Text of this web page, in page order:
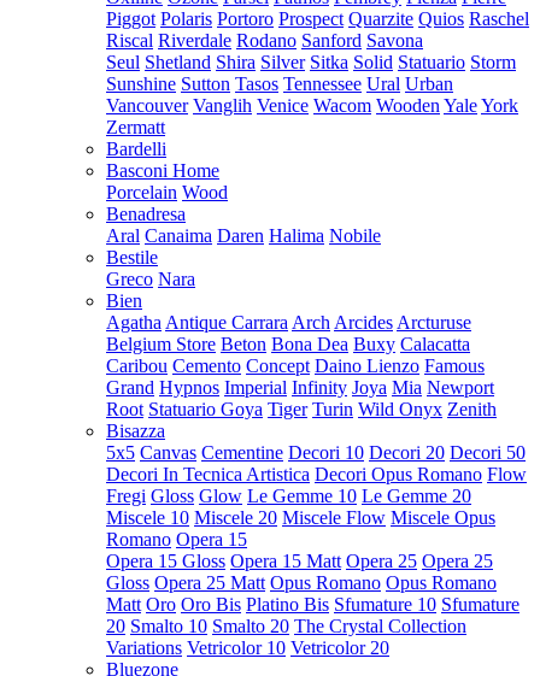
Piggot Polaris Portoro Prospect Quarzite Quios Raschel
Riscal Riverdale Rodano Sanford Savona
Seul Shetland Shira Silver Sitka Solid Statuario Storm
Sunshine Sutton Tasos Tennessee Ural Urban
Vancouver Vanglih Venice Wacom Wooden YaleYork
Zermatt
Bardelli
Basconi Home
Porcelain Wood
Benadresa
Aral Canaima Daren Halima Nobile
Bestile
Greco Nara
Bien
Agatha Antique Carrara Arch Arcides Arcturuse
Belgium Store Beton Bona Dea Buxy Calacatta
Caribou Cemento Concept Daino Lienzo Famous
Grand Hypnos Imperial Infinity Joya Mia Newport
Root Statuario Goya Tiger Turin Wild Onyx Zenith
Bisazza
5x5 Canvas Cementine Decori 10 Decori 20 Decori 50
Decori In Tecnica Artistica Decori Opus Romano Flow
Fregi Gloss Glow Le Gemme 10 Le Gemme 20
Miscele 10 Miscele 20 Miscele Flow Miscele Opus
Romano Opera 15
Opera 15 Gloss Opera 15 Matt Opera 25 Opera 25
Gloss Opera 25 Matt Opus Romano Opus Romano
Matt Oro Oro Bis Platino Bis Sfumature 10 Sfumature
20 Smalto 10 Smalto 20 The Crystal Collection
Variations Vetricolor 10 Vetricolor 20
Bluezone